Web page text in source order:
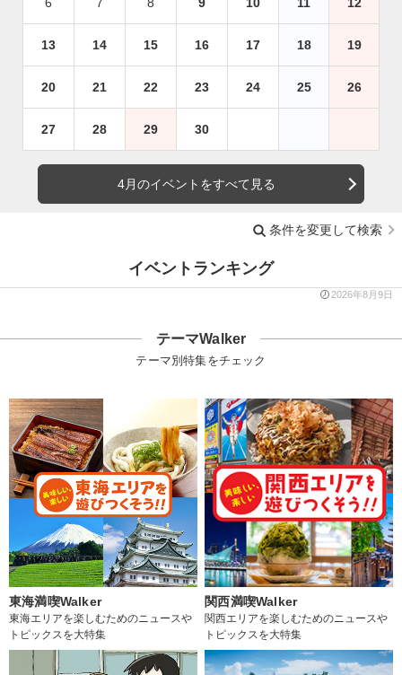
13 14 15 16 17 18 19
20 21 22 23 24 25 26
27 28 29 30
4月のイベントをすべて見る
条件を変更して検索
イベントランキング
2026年8月9日
テーマWalker
テーマ別特集をチェック
東海満喫Walker
東海エリアを楽しむためのニュースや
トピックスを大特集
関西満喫Walker
関西エリアを楽しむためのニュースや
トピックスを大特集